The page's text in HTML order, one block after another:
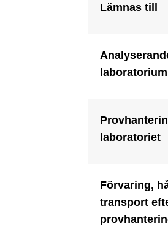
Lämnas till
laboratorium
laboratoriet
Förvaring,
transport